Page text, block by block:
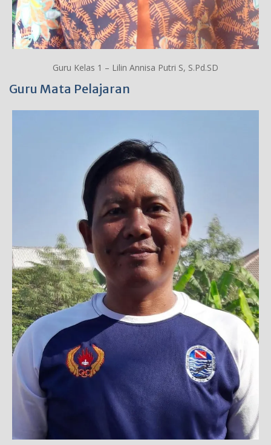
Guru Kelas 1 – Lilin Annisa Putri S, S.Pd.SD
Guru Mata Pelajaran